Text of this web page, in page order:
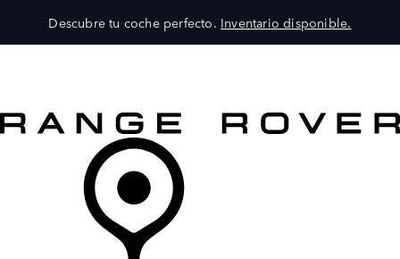
Descubre tu coche perfecto. Inventario disponible.